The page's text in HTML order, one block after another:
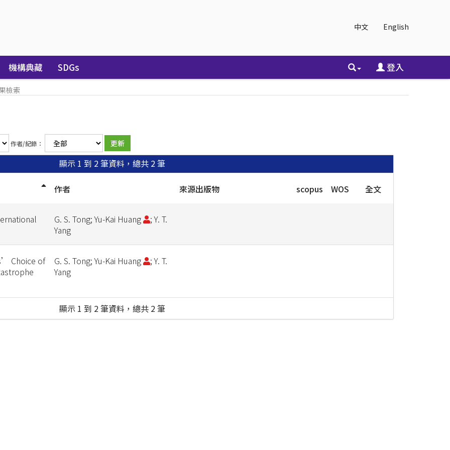
中文 English
機構典藏 SDGs 登入
檢索
作者/紀錄：
顯示 1 到 2 筆資料，總共 2 筆
作者 來源出版物 scopus WOS 全文
G. S. Tong; Yu-Kai Huang
; Y. T.
Yang
Choice of
G. S. Tong; Yu-Kai Huang
; Y. T.
Yang
顯示 1 到 2 筆資料，總共 2 筆